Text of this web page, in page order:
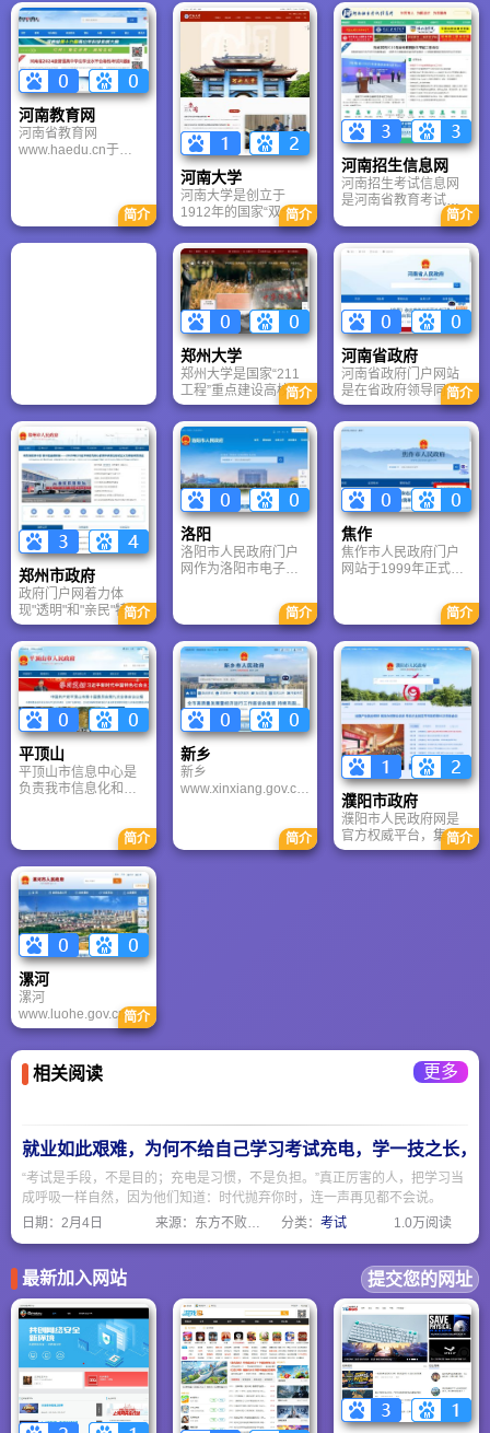
河南教育网
河南省教育网
www.haedu.cn于
主办且负责日常运营
事务的官方教育门户
网站。并与河南省教
简介
河南大学
河南大学是创立于
1912年的国家“双一
流”建设高校，前身为
国立河南大学。学校
实施郑州开封双城战
略，拥有四校区及5个
全国重点实验室，15
个学科进入ESI全球前
1%。作为百年名校，
河大正全力打造中国
特色、世界一流、中
原风格的研究型综合
大学。
简介
河南招生信息网
河南招生考试信息网
是河南省教育考试院
主管的官方权威平
台，提供高考、考
研、自考等全类招考
资讯。网站涵盖报
名、查询、指导全流
程，实施阳光工程，
确保信息及时准确，
是考生获取政策、实
现升学梦想的首选渠
道。
简介
郑州大学
郑州大学是国家“211
工程”重点建设高校、
一流大学建设高校和
“部省合建”高校。站在
新的历史起点上，学
校确立了综合性研究
型的办学定位，提出
了一流大学建设“三步
走”发展战略，力争到
本世纪中叶建成世界
一流综合性研究型大
学。悠久历史铸就郑
大特色文化。
简介
河南省政府
河南省政府门户网站
是在省政府领导同志
的关心、指导下，由
河南省人民政府办公
厅主办，河南日报报
业集团协作建设而成
的。河南省政府门户
网站作为河南省电子
政务建设的重要组成
部分，是政府面向社
会的窗口，是公众与
政府交流互动的渠
道，对于促进政务公
接受公众监督、改进
行政管理、全面履行
政府职能具有重要意
义。
简介
郑州市政府
政府门户网着力体
现"透明"和"亲民"特
色：信息公开--为您第
一时间发布政府重大
决策和市政府规章、
规范性文件及权威信
息；网上办事--为市
民、企业提供办事指
南和相关信息查询等
一体化服务；
简介
洛阳
洛阳市人民政府门户
网作为洛阳市电子政
的重要组成部分，是
政府信息公开的法定
载体，是政府面向社
会服务的平台，是公
众与政府交流互动的
桥梁，是宣传洛阳的
主要窗口，对于促进
政府信息公开、推进
依法行政、接受公众
监督、改进行政管
理、全面履行政府职
能和建设阳光政府具
有重要意义。
简介
焦作
焦作市人民政府门户
网站于1999年正式开
改版。目前焦作市人
民政府网站是焦作市
人民政府在国际互联
网上建立的政府综合
门户网站，是焦作市
各部门在互联网上发
布政务信息，向市民
提供相关服务信息的
总平台，是与公众联
络和交流的总窗口。
简介
平顶山
平顶山市信息中心是
负责我市信息化和电
是：负责建设、管理
市政府网站；了解全
市经济运行状况和信
息需求，组织、协调
市直有关委办局、县
（市）区政府、优势
企业和重点项目的经
济信息的上网；负责
采集、筛选国内外有
价值的经济信息。
简介
新乡
新乡
www.xinxiang.gov.cn
河，紧邻省会郑州，
是中原城市群及“十字”
资中国中小魅力城市
名企业落户新乡。
简介
濮阳市政府
濮阳市人民政府网是
官方权威平台，集政
务公开、政务服务、
简介
漯河
漯河
www.luohe.gov.cn位
于河南省中南部，伏
平原交错地带。漯河
是一个历史悠久、文
越、交通发达的枢纽
城市。漯河是一个特
色鲜明、享誉四方的
食品名城。漯河食品
加工主导产业特色明
大的肉类加工企业双
汇集团、全国著名的
村集团、全国首家葡
天澳的利集团等一批
知名食品企业。
简介
相关阅读 更多
就业如此艰难，为何不给自己学习考试充电，学一技之长，
“考试是手段，不是目的；充电是习惯，不是负担。”真正厉害的人，把学习当
成呼吸一样自然，因为他们知道：时代抛弃你时，连一声再见都不会说。
日期： 2月4日 来源：东方不败网址大全 分类：考试 1.0万阅读
最新加入网站 提交您的网址